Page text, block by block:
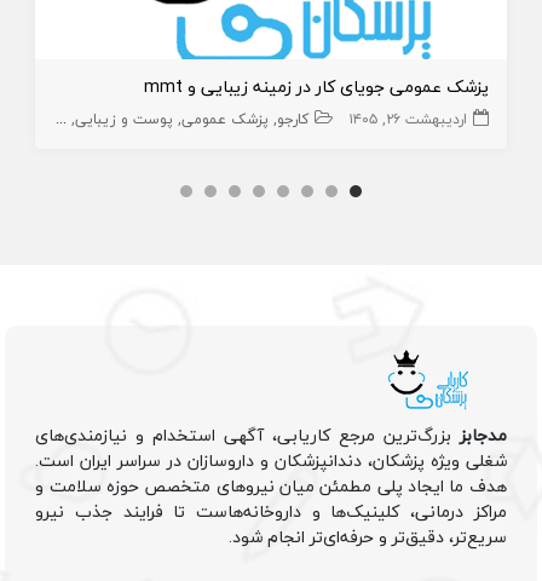
پزشک عمومی جویای کار در زمینه زیبایی و mmt
اردیبهشت ۲۶, ۱۴۰۵ کارجو پزشک عمومی پوست و زیبایی زیبایی
مدجابزبزرگ‌ترین مرجع کاریابی، آگهی استخدام و نیازمندی‌های
شغلی ویژه پزشکان، دندانپزشکان و داروسازان در سراسر ایران است.
هدف ما ایجاد پلی مطمئن میان نیروهای متخصص حوزه سلامت و
مراکز درمانی، کلینیک‌ها و داروخانه‌هاست تا فرایند جذب نیرو
سریع‌تر، دقیق‌تر و حرفه‌ای‌تر انجام شود.